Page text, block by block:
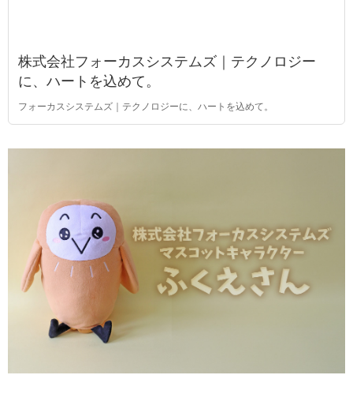
株式会社フォーカスシステムズ｜テクノロジー
に、ハートを込めて。
フォーカスシステムズ｜テクノロジーに、ハートを込めて。